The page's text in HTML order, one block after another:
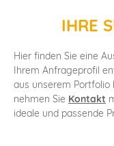
IHRE
Hier finden Sie eine
Ihrem Anfrageprofil
aus unserem Portfolio
nehmen Sie Kontakt
ideale und passende